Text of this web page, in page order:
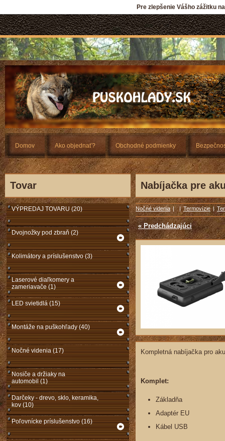
Pre zlepšenie Vášho zážitku
Domov Ako objednať? Obchodné podmienky
Tovar
VÝPREDAJ TOVARU (20)
Dvojnožky pod zbraň (2)
Kolimátory a príslušenstvo (3)
Laserové diaľkomery a
zameriavače (1)
LED svietidlá (15)
Montáže na puškohľady (40)
Nočné videnia (17)
Nosiče a držiaky na
automobil (1)
Darčeky - drevo, sklo, keramika,
kov (10)
Poľovnícke príslušenstvo (16)
Nabíjačka pre
Nočné videnia | | Termovízie |
« Predchádzajúci
Kompletná nabíjačka pro
Komplet:
Základňa
Adaptér EU
Kábel USB